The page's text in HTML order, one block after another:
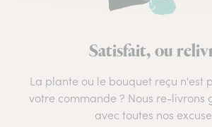
Satisfait, ou
La plante ou le bouquet reçu n'est
votre commande ? Nous re-livrons
avec toutes nos